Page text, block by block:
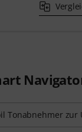
Tonabnehmer zur